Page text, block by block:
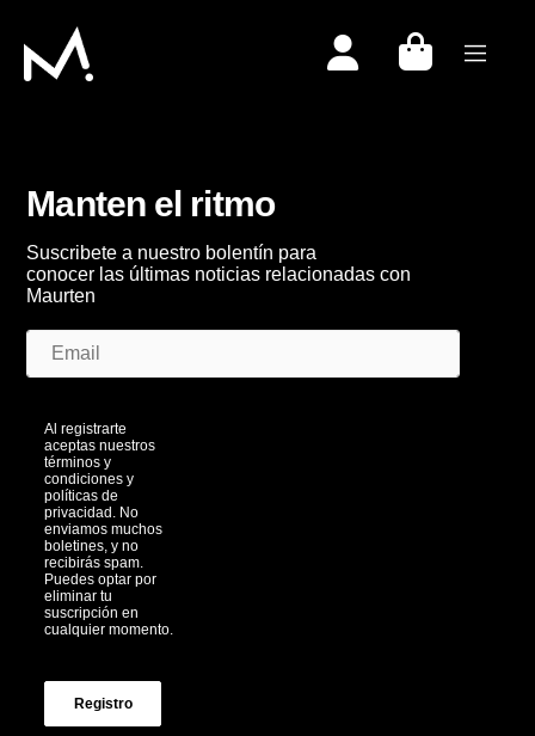
Manten el ritmo
Suscribete a nuestro bolentín para
conocer las últimas noticias relacionadas con
Maurten
Al registrarte
aceptas nuestros
términos y
condiciones y
políticas de
privacidad. No
enviamos muchos
boletines, y no
recibirás spam.
Puedes optar por
eliminar tu
suscripción en
cualquier momento.
Registro